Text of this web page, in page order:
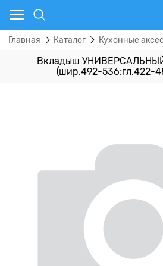
Главная Каталог Кухонные
Вкладыш
(шир.492-536;гл.422-